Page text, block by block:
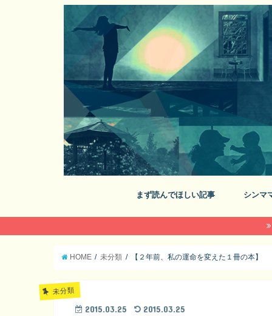
まず読んでほしい記事 シンマ
HOME 未分類 【２年前、私の運命を変えた１冊の本】
未分類
2015.03.25 2015.03.25